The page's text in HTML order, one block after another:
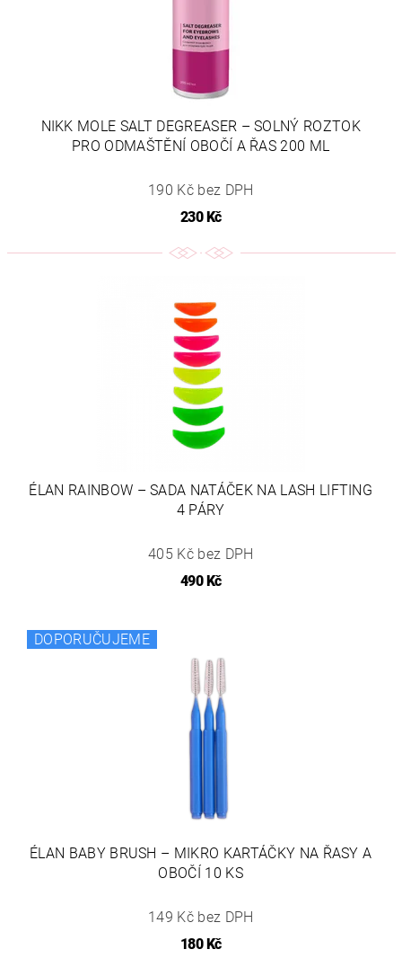
NIKK MOLE SALT DEGREASER – SOLNÝ ROZTOK
PRO ODMAŠTĚNÍ OBOČÍ A ŘAS 200 ML
190 Kč bez DPH
230 Kč
ÉLAN RAINBOW – SADA NATÁČEK NA LASH LIFTING
4 PÁRY
405 Kč bez DPH
490 Kč
DOPORUČUJEME
ÉLAN BABY BRUSH – MIKRO KARTÁČKY NA ŘASY A
OBOČÍ 10 KS
149 Kč bez DPH
180 Kč